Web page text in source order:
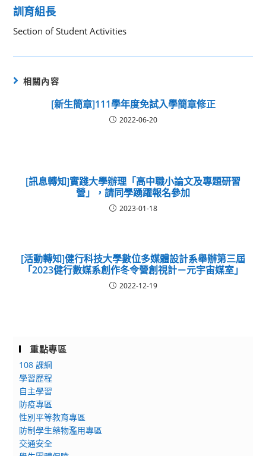
訓育組長
Section of Student Activities
相關內容
[新生簡章]111學年度免試入學簡章修正
2022-06-20
[訊息轉知]實踐大學辦理「高中職小論文及專題研習
營」，請同學踴躍報名參加
2023-01-18
[活動轉知]健行科技大學數位多媒體設計系舉辦第三屆
「2023健行數媒系創作冬令營創視計－元宇宙媒室」
2022-12-19
重點專區
108 課綱
學習歷程
自主學習
防疫專區
性別平等教育專區
防制學生藥物濫用專區
交通安全